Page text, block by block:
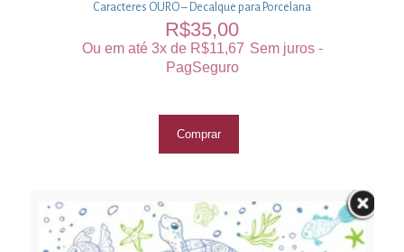
Caracteres OURO – Decalque para Porcelana
R$35,00
Ou em até 3x de R$11,67 Sem juros -
PagSeguro
Comprar